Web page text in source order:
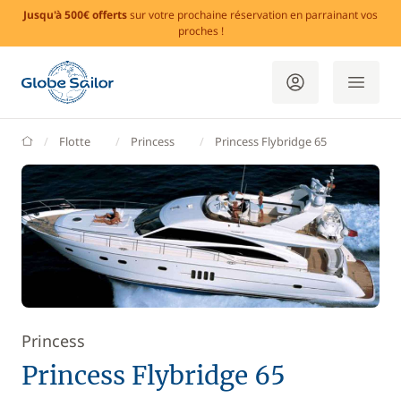
Jusqu'à 500€ offertssur votre prochaine réservation en parrainant vos
proches !
GlobeSailor
Flotte Princess Princess Flybridge 65
Princess
Princess Flybridge 65